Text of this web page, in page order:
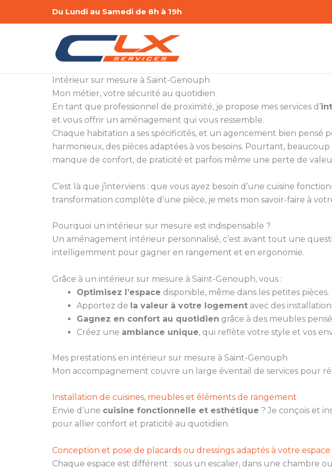
Du Lundi au Samedi de 8h à 19h
Intérieur sur mesure à Saint-Genouph
Mon métier, votre sécurité au quotidien
En tant que professionnel de proximité, je propose mes services d’
et vous offrir un aménagement qui vous ressemble.
Chaque habitation a ses spécificités, et un agencement bien
harmonieux, des pièces adaptées à vos besoins. Pourtant,
manque de confort, de praticité et parfois même une perte de
C’est là que j’interviens : que vous ayez besoin d’une cuisine
transformation complète d’une pièce, je mets mon savoir-faire à
Pourquoi un intérieur sur mesure est indispensable ?
Un aménagement intérieur personnalisé, c’est avant tout une
intelligemment pour gagner en rangement et en ergonomie.
Grâce à un intérieur sur mesure à Saint-Genouph, vous :
Optimisez l’espace disponible, même dans les petites pièces.
Apportez de la valeur à votre logement avec des
Gagnez en confort au quotidien grâce à des meubles
Créez une ambiance unique, qui reflète votre style et vos
Mes prestations en intérieur sur mesure à Saint-Genouph
Mon accompagnement couvre un large éventail de services pour
Installation de cuisines, meubles et éléments de rangement
Envie d’une cuisine fonctionnelle et esthétique ? Je conçois et
pour allier confort et praticité au quotidien.
Conception et pose de placards ou dressings adaptés à votre espace
Chaque espace est différent : sous un escalier, dans une chambre